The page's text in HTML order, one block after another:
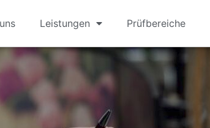
Leistungen Prüfbereiche